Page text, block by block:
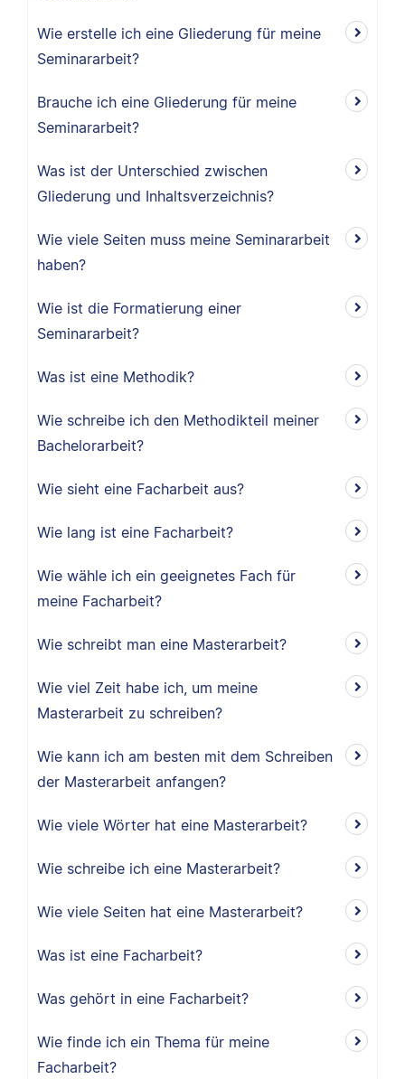
Wie erstelle ich eine Gliederung für meine
Seminararbeit?
Brauche ich eine Gliederung für meine
Seminararbeit?
Was ist der Unterschied zwischen
Gliederung und Inhaltsverzeichnis?
Wie viele Seiten muss meine Seminararbeit
haben?
Wie ist die Formatierung einer
Seminararbeit?
Was ist eine Methodik?
Wie schreibe ich den Methodikteil meiner
Bachelorarbeit?
Wie sieht eine Facharbeit aus?
Wie lang ist eine Facharbeit?
Wie wähle ich ein geeignetes Fach für
meine Facharbeit?
Wie schreibt man eine Masterarbeit?
Wie viel Zeit habe ich, um meine
Masterarbeit zu schreiben?
Wie kann ich am besten mit dem Schreiben
der Masterarbeit anfangen?
Wie viele Wörter hat eine Masterarbeit?
Wie schreibe ich eine Masterarbeit?
Wie viele Seiten hat eine Masterarbeit?
Was ist eine Facharbeit?
Was gehört in eine Facharbeit?
Wie finde ich ein Thema für meine
Facharbeit?